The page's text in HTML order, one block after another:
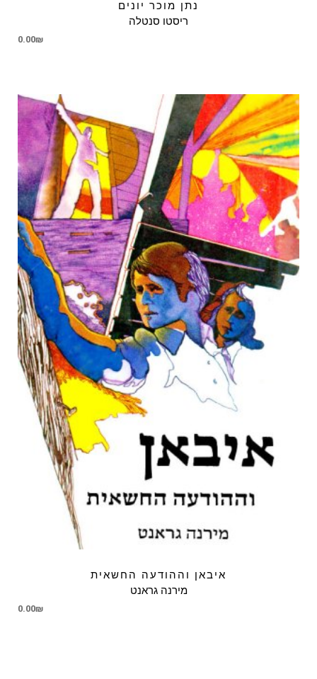
נתן מוכר יונים
ריסטו סנטלה
0.00₪
איבאן וההודעה החשאית
מירנה גראנט
0.00₪